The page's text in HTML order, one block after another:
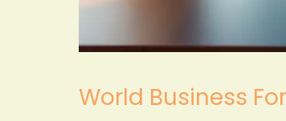
World Business